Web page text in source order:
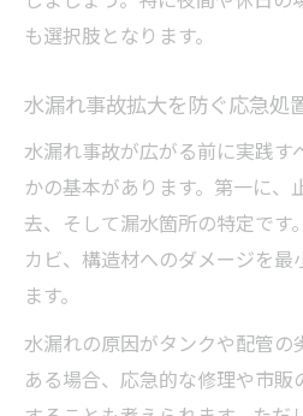
も選択肢となります。
水漏れ事故拡大を防ぐ応急処
水漏れ事故が広がる前に実践す
かの基本があります。第一に、
去、そして漏水箇所の特定です
カビ、構造材へのダメージを最
ます。
水漏れの原因がタンクや配管の
ある場合、応急的な修理や市